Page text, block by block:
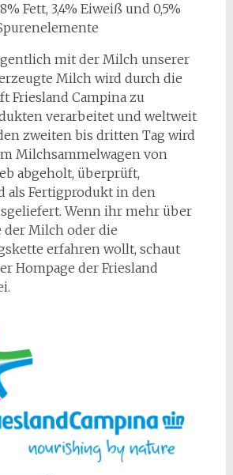
Fett, 3,4% Eiweiß und 0,5%
mit der Milch unserer
Milch wird durch die
Friesland Campina zu
verarbeitet und weltweit
zweiten bis dritten Tag wird
Milchsammelwagen von
abgeholt, überprüft,
als Fertigprodukt in den
Wenn ihr mehr über
der Milch oder die
erfahren wollt, schaut
Hompage der Friesland